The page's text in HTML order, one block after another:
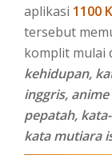
aplikasi 1100
tersebut
komplit mulai
kehidupan,
inggris,
pepatah,
kata mutiara